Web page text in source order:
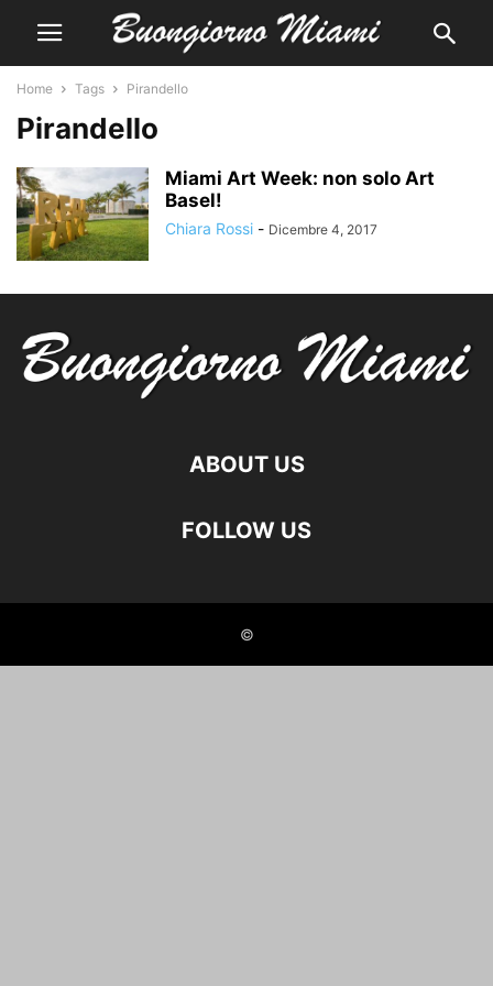
Home Tags Pirandello
Pirandello
Miami Art Week: non solo Art
Basel!
Chiara Rossi - Dicembre 4, 2017
ABOUT US
FOLLOW US
©